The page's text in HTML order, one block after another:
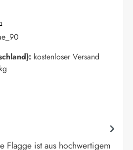
kostenloser Versand
Flagge ist aus hochwertigem